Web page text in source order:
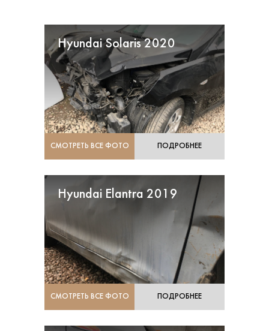
Hyundai Solaris 2020
СМОТРЕТЬ ВСЕ ФОТО ПОДРОБНЕЕ
Hyundai Elantra 2019
СМОТРЕТЬ ВСЕ ФОТО ПОДРОБНЕЕ